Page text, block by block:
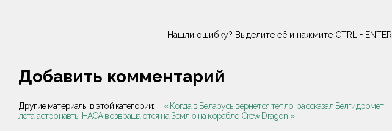
Нашли ошибку? Выделите её и нажмите CTRL + ENTER
Добавить комментарий
Другие материалы в этой категории: « Когда в Беларусь вернется тепло, рассказал Белгидромет
лета астронавты НАСА возвращаются на Землю на корабле Crew Dragon »